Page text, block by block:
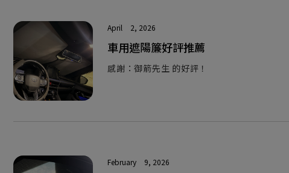
April 2, 2026
車用遮陽簾好評推薦
感謝：御箭先生 的好評！
February 9, 2026